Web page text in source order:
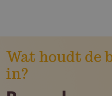
Wat houdt de
in?